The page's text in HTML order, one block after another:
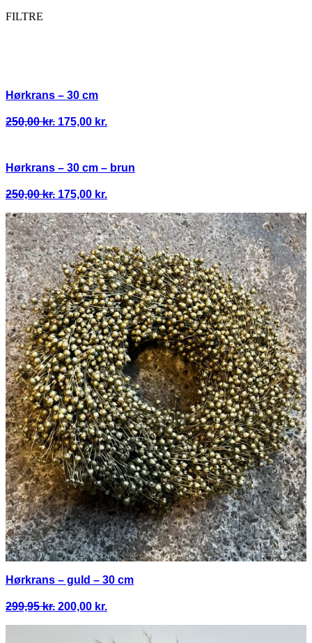
FILTRE
Hørkrans – 30 cm
250,00kr. Den
var:
175,00 kr.Den
er:
Hørkrans – 30 cm – brun
250,00kr. Den
oprindelige
pris
var:
250,00 kr..
175,00 kr.Den
aktuelle
pris
er:
175,00 kr..
Hørkrans – guld – 30 cm
299,95kr.Den
200,00 kr.Den